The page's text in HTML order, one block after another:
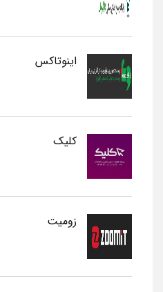
اینوتاکس
کلیک
زومیت